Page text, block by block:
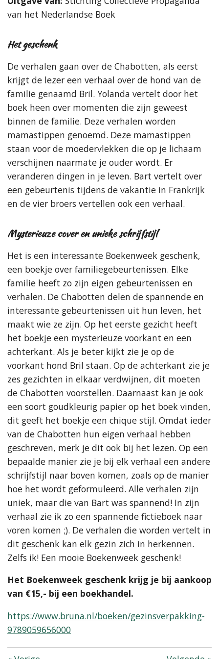
van het Nederlandse Boek
Het geschenk
De verhalen gaan over de Chabotten, als eerst
krijgt de lezer een verhaal over de hond van de
familie genaamd Bril. Yolanda vertelt door het
boek heen over momenten die zijn geweest
binnen de familie. Deze verhalen worden
mamastippen genoemd. Deze mamastippen
staan voor de moedervlekken die op je lichaam
verschijnen naarmate je ouder wordt. Er
veranderen dingen in je leven. Bart vertelt over
een gebeurtenis tijdens de vakantie in Frankrijk
en de vier broers vertellen ook een verhaal.
Mysterieuze cover en unieke schrijfstijl
Het is een interessante Boekenweek geschenk,
een boekje over familiegebeurtenissen. Elke
familie heeft zo zijn eigen gebeurtenissen en
verhalen. De Chabotten delen de spannende en
interessante gebeurtenissen uit hun leven, het
maakt wie ze zijn. Op het eerste gezicht heeft
het boekje een mysterieuze voorkant en een
achterkant. Als je beter kijkt zie je op de
voorkant hond Bril staan. Op de achterkant zie je
zes gezichten in elkaar verdwijnen, dit moeten
de Chabotten voorstellen. Daarnaast kan je ook
een soort goudkleurig papier op het boek vinden,
dit geeft het boekje een chique stijl. Omdat ieder
van de Chabotten hun eigen verhaal hebben
geschreven, merk je dit ook bij het lezen. Op een
bepaalde manier zie je bij elk verhaal een andere
schrijfstijl naar boven komen, zoals op de manier
hoe het wordt geformuleerd. Alle verhalen zijn
uniek, maar die van Bart was spannend! In zijn
verhaal zie ik zo een spannende fictieboek naar
voren komen ;). De verhalen die worden vertelt in
dit geschenk kan elk gezin zich in herkennen.
Zelfs ik! Een mooie Boekenweek geschenk!
Het Boekenweek geschenk krijg je bij aankoop
van €15,- bij een boekhandel.
https://www.bruna.nl/boeken/gezinsverpakking-
9789059656000